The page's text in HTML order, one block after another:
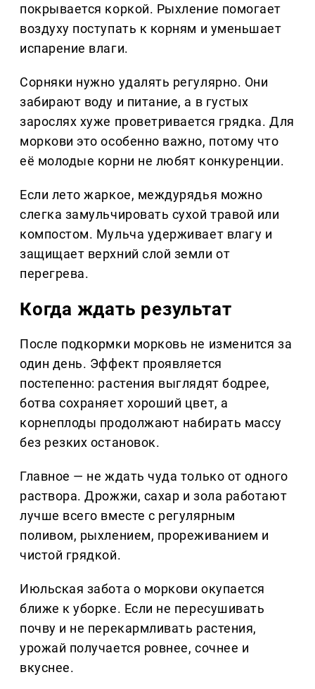
покрывается коркой. Рыхление помогает
воздуху поступать к корням и уменьшает
испарение влаги.
Сорняки нужно удалять регулярно. Они
забирают воду и питание, а в густых
зарослях хуже проветривается грядка. Для
моркови это особенно важно, потому что
её молодые корни не любят конкуренции.
Если лето жаркое, междурядья можно
слегка замульчировать сухой травой или
компостом. Мульча удерживает влагу и
защищает верхний слой земли от
перегрева.
Когда ждать результат
После подкормки морковь не изменится за
один день. Эффект проявляется
постепенно: растения выглядят бодрее,
ботва сохраняет хороший цвет, а
корнеплоды продолжают набирать массу
без резких остановок.
Главное — не ждать чуда только от одного
раствора. Дрожжи, сахар и зола работают
лучше всего вместе с регулярным
поливом, рыхлением, прореживанием и
чистой грядкой.
Июльская забота о моркови окупается
ближе к уборке. Если не пересушивать
почву и не перекармливать растения,
урожай получается ровнее, сочнее и
вкуснее.